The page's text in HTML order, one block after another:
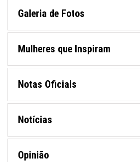
Galeria de Fotos
Mulheres que Inspiram
Notas Oficiais
Notícias
Opinião